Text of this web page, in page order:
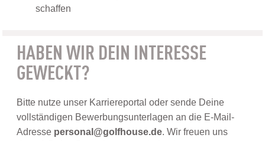
schaffen
HABEN WIR DEIN INTERESSE
GEWECKT?
Bitte nutze unser Karriereportal oder sende Deine
vollständigen Bewerbungsunterlagen an die E-Mail-
Adresse personal@golfhouse.de. Wir freuen uns